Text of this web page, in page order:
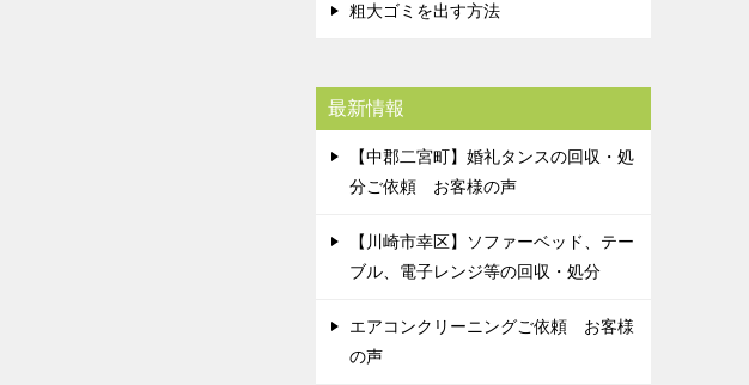
粗大ゴミを出す方法
最新情報
【中郡二宮町】婚礼タンスの回収・処
分ご依頼 お客様の声
【川崎市幸区】ソファーベッド、テー
ブル、電子レンジ等の回収・処分
エアコンクリーニングご依頼 お客様
の声